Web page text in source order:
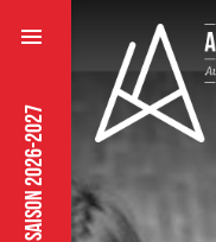
SAISON 2026-2027